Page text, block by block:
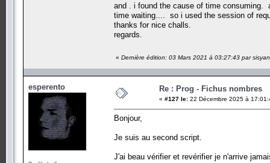
and . i found the cause of time
time waiting.... so i used the session of
thanks for nice challs.
regards.
« Dernière édition: 03 Mars 2021 à 03:27:43 par
esperento Re : Prog - Fichus nombres
« #127 le: 22 Décembre 2025 à
Bonjour,
Je suis au second script.
J'ai beau vérifier et revérifier je n'arrive